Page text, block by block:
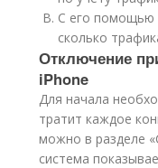
С его помощью
сколько
Отключение
iPhone
Для начала
тратит каждое
можно в разделе
система